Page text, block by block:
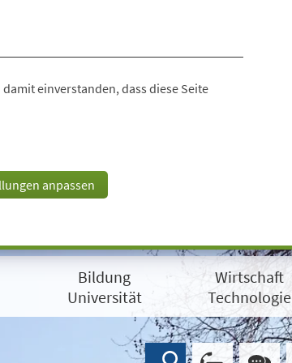
einverstanden, dass diese Seite
anpassen
Bildung
Universität
Wirtschaft
Technologie